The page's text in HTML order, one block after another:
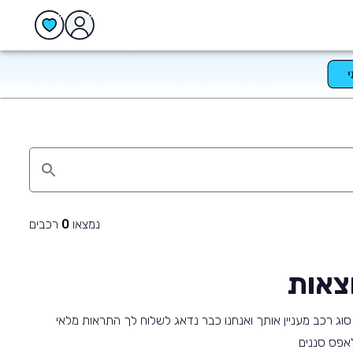
נמצאו 0 רכבים
רכב מעניין אותך ואנחנו כבר נדאג לשלוח לך התראות מלאי
סננים